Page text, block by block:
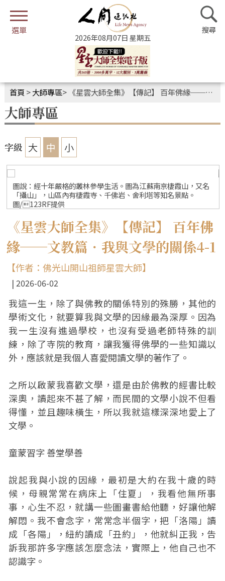
2026年08月07日 星期五
首頁 >大師專區> 《星雲大師全集》【傳記】 百年佛緣──文教篇．我與文學的關係4-1
大師專區
字級 大 中 小
圖說：經十年嚴格的叢林參學生活。圖為江蘇南京棲霞山，又名
「攝山」，山區內有棲霞寺、千佛岩、舍利塔等知名景點。
圖/123RF提供
《星雲大師全集》【傳記】 百年佛
緣──文教篇．我與文學的關係4-1
【作者：佛光山開山祖師星雲大師】
2026-06-02
我這一生，除了與佛教的關係特別的殊勝，其他的
學術文化，就要算我與文學的因緣最為深厚。因為
我一生沒有進過學校，也沒有受過老師特殊的訓
練，除了寺院的教育，讓我獲得佛學的一些知識以
外，應該就是我個人喜愛閱讀文學的著作了。
之所以啟蒙我喜歡文學，還是由於佛教的經書比較
深奧，讀起來不甚了解，而民間的文學小說不但看
得懂，並且趣味橫生，所以我就這樣深深地愛上了
文學。
童蒙習字 善堂學善
說起我與小說的因緣，最初是大約在我十歲的時
候，母親常常在病床上「住夏」，我看他無所事
事，心生不忍，就講一些圖畫書給他聽，好讓他解
解悶。我不會念字，常常念半個字，把「洛陽」讀
成「各陽」，紐約讀成「丑約」，他就糾正我，告
訴我那許多字應該怎麼念法，實際上，他自己也不
認識字。